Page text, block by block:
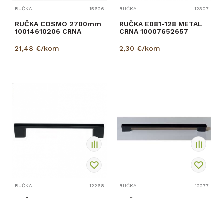
RUČKA 15626
RUČKA COSMO 2700mm
10014610206 CRNA
21,48 €/kom
RUČKA 12307
RUČKA E081-128 METAL
CRNA 10007652657
2,30 €/kom
RUČKA 12268 RUČKA 12277